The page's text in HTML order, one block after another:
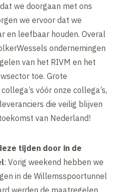
we doorgaan met ons
we ervoor dat we
en leefbaar houden. Overal
ondernemingen
van het RIVM en het
toe. Grote
vóór onze collega’s,
die veilig blijven
van Nederland!
tijden door in de
: Vorig weekend hebben we
in de Willemsspoortunnel
werden de maatregelen